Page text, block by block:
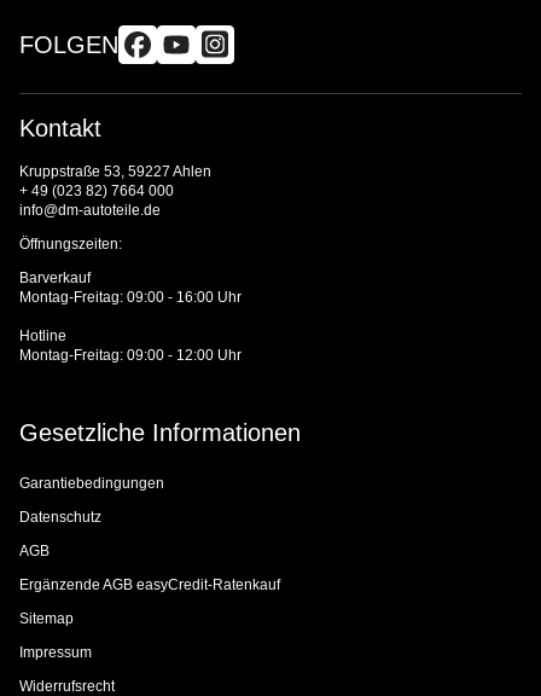
FOLGEN
Kontakt
Kruppstraße 53, 59227 Ahlen
+ 49 (023 82) 7664 000
info@dm-autoteile.de
Öffnungszeiten:
Barverkauf
Montag-Freitag: 09:00 - 16:00 Uhr
Hotline
Montag-Freitag: 09:00 - 12:00 Uhr
Gesetzliche Informationen
Garantiebedingungen
Datenschutz
AGB
Ergänzende AGB easyCredit-Ratenkauf
Sitemap
Impressum
Widerrufsrecht